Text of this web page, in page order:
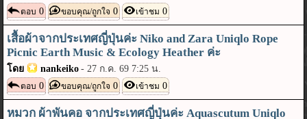
ตอบ 0 ขอบคุณ/ถูกใจ 0 เข้าชม 0
เสื้อผ้าจากประเทศญี่ปุ่นค่ะ Niko and Zara Uniqlo Rope
Picnic Earth Music & Ecology Heather ค่ะ
โดย nankeiko -27 ก.ค. 69 7:25 น.
ตอบ 0 ขอบคุณ/ถูกใจ 0 เข้าชม 0
หมวก ผ้าพันคอ จากประเทศญี่ปุ่นค่ะ Aquascutum Uniqlo